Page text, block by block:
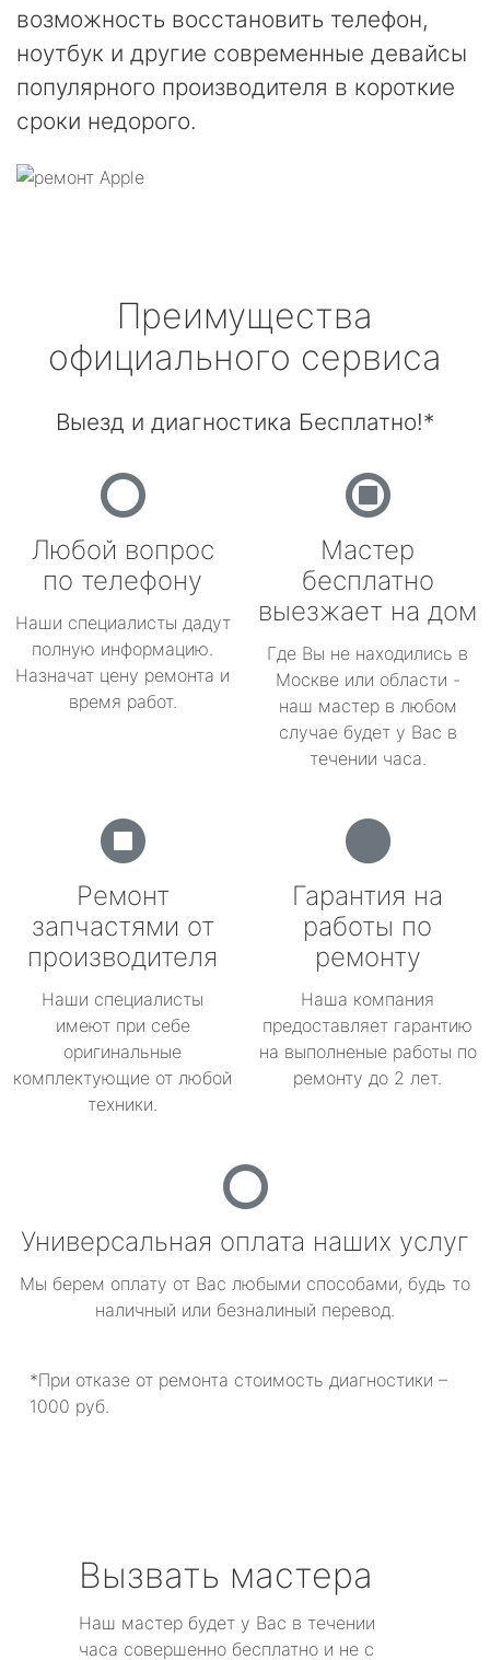
возможность восстановить телефон,
ноутбук и другие современные девайсы
популярного производителя в короткие
сроки недорого.
Преимущества
официального сервиса
Выезд и диагностика Бесплатно!*
Любой вопрос
по телефону
Наши специалисты дадут
полную информацию.
Назначат цену ремонта и
время работ.
Мастер
бесплатно
выезжает на дом
Где Вы не находились в
Москве или области -
наш мастер в любом
случае будет у Вас в
течении часа.
Ремонт
запчастями от
производителя
Наши специалисты
имеют при себе
оригинальные
комплектующие от любой
техники.
Гарантия на
работы по
ремонту
Наша компания
предоставляет гарантию
на выполненые работы по
ремонту до 2 лет.
Универсальная оплата наших услуг
Мы берем оплату от Вас любыми способами, будь то
наличный или безналиный перевод.
*При отказе от ремонта стоимость диагностики –
1000 руб.
Вызвать мастера
Наш мастер будет у Вас в течении
часа совершенно бесплатно и не с